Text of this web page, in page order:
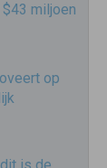
miljoen
op